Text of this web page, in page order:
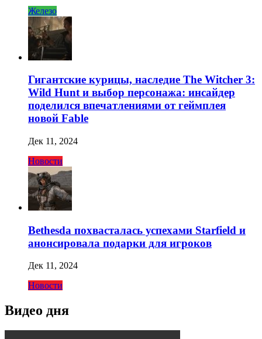
Железо
Гигантские курицы, наследие The Witcher 3:
Wild Hunt и выбор персонажа: инсайдер
поделился впечатлениями от геймплея
новой Fable
Дек 11, 2024
Новости
Bethesda похвасталась успехами Starfield и
анонсировала подарки для игроков
Дек 11, 2024
Новости
Видео дня